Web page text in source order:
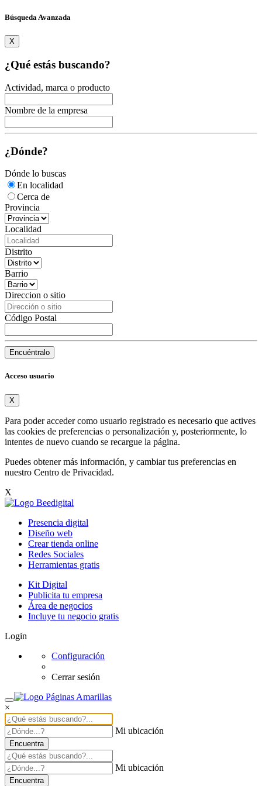
Búsqueda Avanzada
X
¿Qué estás buscando?
Actividad, marca o producto
Nombre de la empresa
¿Dónde?
Dónde lo buscas
En localidad
Cerca de
Provincia
Localidad
Distrito
Barrio
Direccion o sitio
Código Postal
Encuéntralo
Acceso usuario
X
Para poder acceder como usuario registrado es necesario que actives
las cookies de preferencias o personalización y, posteriormente, lo
intentes de nuevo cuando se recargue la página.
Puedes obtener más información, y cambiar tus preferencias en
nuestro Centro de Privacidad.
X
Presencia digital
Diseño web
Crear tienda online
Redes Sociales
Herramientas gratis
Kit Digital
Publicita tu empresa
Área de negocios
Incluye tu negocio gratis
Login
Configuración
Cerrar sesión
×
Mi ubicación
Encuentra
Mi ubicación
Encuentra